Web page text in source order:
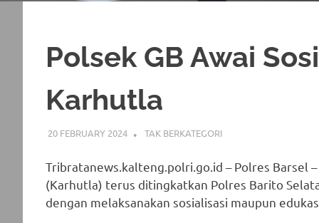
Polsek GB Awai
Karhutla
20 FEBRUARY 2024 ADMIN_POLRESBARSEL
TAK BERKATEGORI
Tribratanews.kalteng.polri.go.id – Polres Barsel
(Karhutla) terus ditingkatkan Polres Barito
dengan melaksanakan sosialisasi maupun